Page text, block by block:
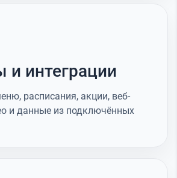
интеграции
расписания, акции, веб-
и данные из подключённых